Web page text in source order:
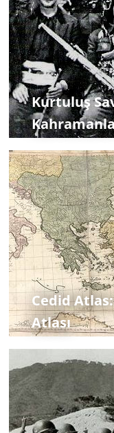
Kurtuluş
Cedid
Atlası